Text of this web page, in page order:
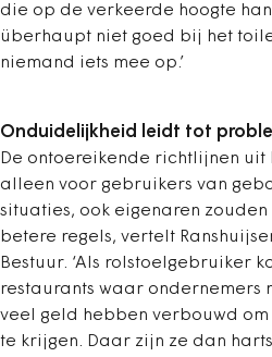
die op de verkeerde hoogte
überhaupt niet goed bij het
niemand iets mee op.’
Onduidelijkheid leidt tot
De ontoereikende richtlijnen uit
alleen voor gebruikers van
situaties, ook eigenaren
betere regels, vertelt
Bestuur. ‘Als rolstoelgebruiker
restaurants waar ondernemers
veel geld hebben verbouwd
te krijgen. Daar zijn ze dan